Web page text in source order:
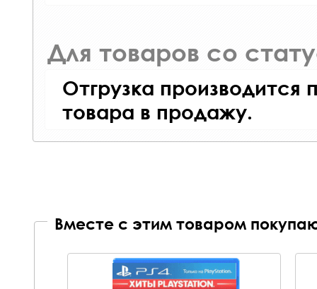
Для товаров со
Отгрузка производится
товара в продажу.
Вместе с этим товаром